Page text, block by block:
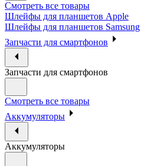
Смотреть все товары
Шлейфы для планшетов Apple
Шлейфы для планшетов Samsung
Запчасти для смартфонов
Запчасти для смартфонов
Смотреть все товары
Аккумуляторы
Аккумуляторы